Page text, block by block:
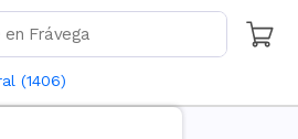
(1406)